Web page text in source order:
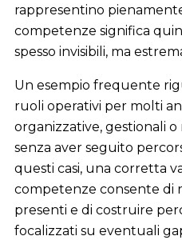
rappresentino
competenze significa
spesso invisibili, ma
Un esempio frequente
ruoli operativi per molti
organizzative, gestionali
senza aver seguito
questi casi, una corretta
competenze consente di
presenti e di costruire
focalizzati su eventuali